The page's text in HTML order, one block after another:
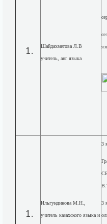
Шайдахметова Л.В
учитель, анг языка
Ильгундинова М.Н.,
учитель казахского языка и
3
3